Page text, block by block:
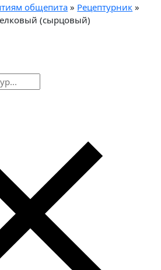
общепита» Рецептурник »
(сырцовый)